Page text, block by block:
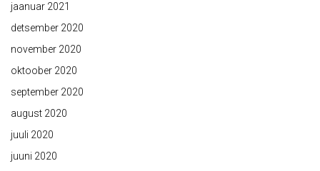
jaanuar 2021
detsember 2020
november 2020
oktoober 2020
september 2020
august 2020
juuli 2020
juuni 2020